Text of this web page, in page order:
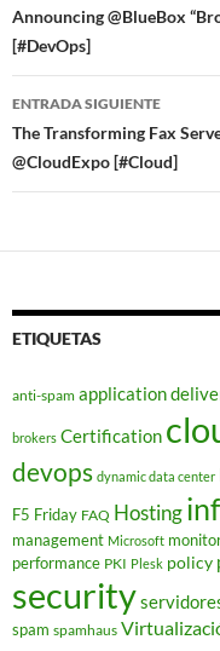
de
entradas
Announcing @BlueBox
[#DevOps]
ENTRADA SIGUIENTE
The Transforming Fax
@CloudExpo [#Cloud]
ETIQUETAS
anti-spam application
brokers Certification
devops dynamic data center
F5 Friday FAQ Hosting
management Microsoft
performance PKI Plesk policy
security
spam spamhaus